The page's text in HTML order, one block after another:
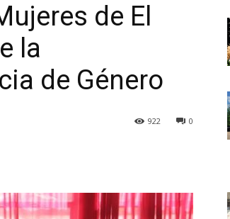
de El
la
de Género
0
922